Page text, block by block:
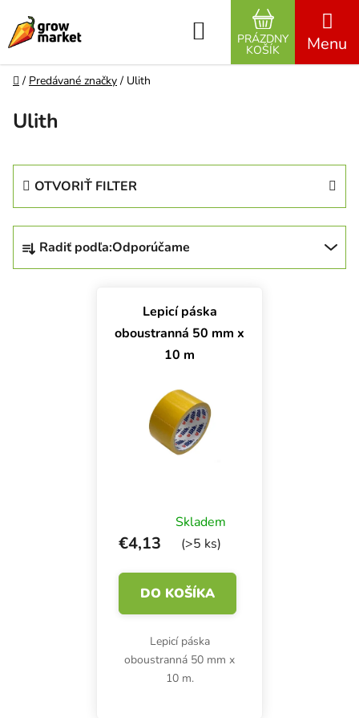
Hľadať
NÁKUPNÝ
PRÁZDNY
KOŠÍK
Domov
/ Predávané značky / Ulith
Ulith
OTVORIŤ FILTER
Radenie produktov
Radiť podľa:Odporúčame
Lepicí páska
oboustranná 50 mm x
10 m
Skladem
(>5 ks)
€4,13
DO KOŠÍKA
Lepicí páska
oboustranná 50 mm x
10 m.